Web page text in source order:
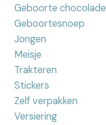
Geboorte chocolade
Geboortesnoep
Jongen
Meisje
Trakteren
Stickers
Zelf verpakken
Versiering